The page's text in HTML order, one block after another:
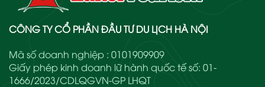
CÔNG TY CỔ PHẦN ĐẦU TƯ DU LỊCH HÀ NỘI
Mã số doanh nghiệp : 0101909909
Giấy phép kinh doanh lữ hành quốc tế số: 01-
1666/2023/CDLQGVN-GP LHQT